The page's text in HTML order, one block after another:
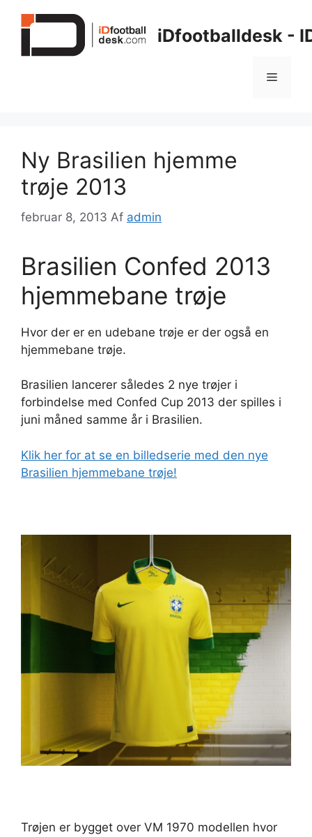
iDfootballdesk -
Menu
Ny Brasilien hjemme
trøje 2013
februar 8, 2013 Af admin
Brasilien Confed 2013
hjemmebane trøje
Hvor der er en udebane trøje er der også en
hjemmebane trøje.
Brasilien lancerer således 2 nye trøjer i
forbindelse med Confed Cup 2013 der spilles i
juni måned samme år i Brasilien.
Klik her for at se en billedserie med den nye
Brasilien hjemmebane trøje!
Trøjen er bygget over VM 1970 modellen hvor